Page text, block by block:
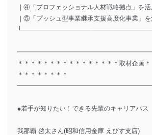
｜④「プロフェッショナル人材戦略拠点」を
｜⑤「プッシュ型事業継承支援高度化事業」
＊＊＊＊＊＊＊＊＊＊＊＊＊＊＊＊取材企画
＊＊＊＊＊＊＊＊
●若手が知りたい！できる先輩のキャリアパス
我那覇 啓太さん(昭和信用金庫 えびす支店)